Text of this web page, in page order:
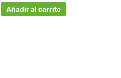
Añadir al carrito